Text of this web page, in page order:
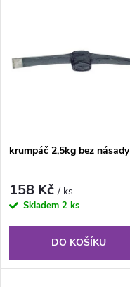
e
p
r
o
d
Abecedně
p
s
p
r
krumpáč 2,5kg bez násady
158 Kč/ ks
Skladem 2 ks
DO KOŠÍKU